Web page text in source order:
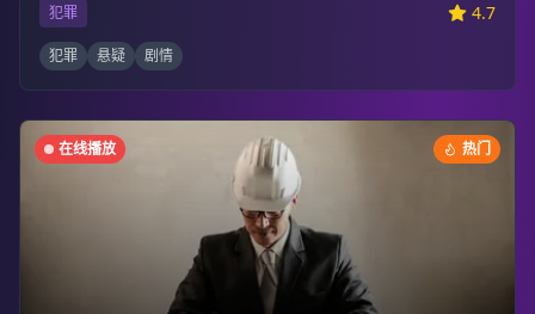
犯罪 4.7
犯罪 悬疑 剧情
在线播放 热门